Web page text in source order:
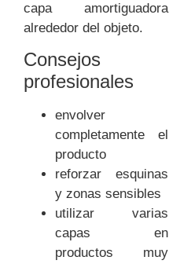
capa amortiguadora
alrededor del objeto.
Consejos
profesionales
envolver
completamente el
producto
reforzar esquinas
y zonas sensibles
utilizar varias
capas en
productos muy